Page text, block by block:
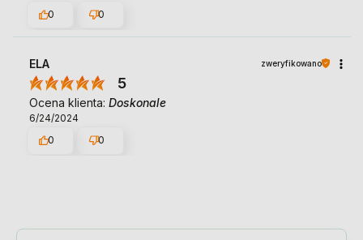
0
0
ELA zweryfikowano
5
Ocena klienta: Doskonale
6/24/2024
0
0